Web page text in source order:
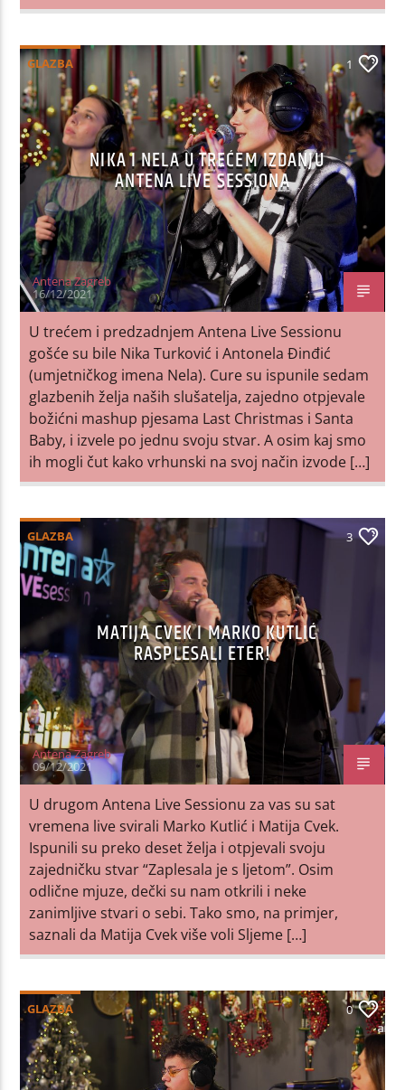
GLAZBA 1
NIKA I NELA U TREĆEM IZDANJU
ANTENA LIVE SESSIONA
Antena Zagreb
16/12/2021
U trećem i predzadnjem Antena Live Sessionu
gošće su bile Nika Turković i Antonela Đinđić
(umjetničkog imena Nela). Cure su ispunile sedam
glazbenih želja naših slušatelja, zajedno otpjevale
božićni mashup pjesama Last Christmas i Santa
Baby, i izvele po jednu svoju stvar. A osim kaj smo
ih mogli čut kako vrhunski na svoj način izvode […]
GLAZBA 3
MATIJA CVEK I MARKO KUTLIĆ
RASPLESALI ETER!
Antena Zagreb
09/12/2021
U drugom Antena Live Sessionu za vas su sat
vremena live svirali Marko Kutlić i Matija Cvek.
Ispunili su preko deset želja i otpjevali svoju
zajedničku stvar “Zaplesala je s ljetom”. Osim
odlične mjuze, dečki su nam otkrili i neke
zanimljive stvari o sebi. Tako smo, na primjer,
saznali da Matija Cvek više voli Sljeme […]
GLAZBA 0